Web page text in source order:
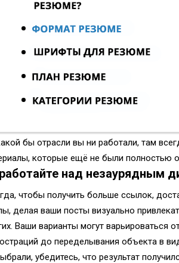
бы отрасли вы ни работали, там
которые ещё не были полностью
над незаурядным
чтобы получить больше ссылок,
делая ваши посты визуально
Ваши варианты могут варьироваться
до переделывания объекта в
убедитесь, что результат